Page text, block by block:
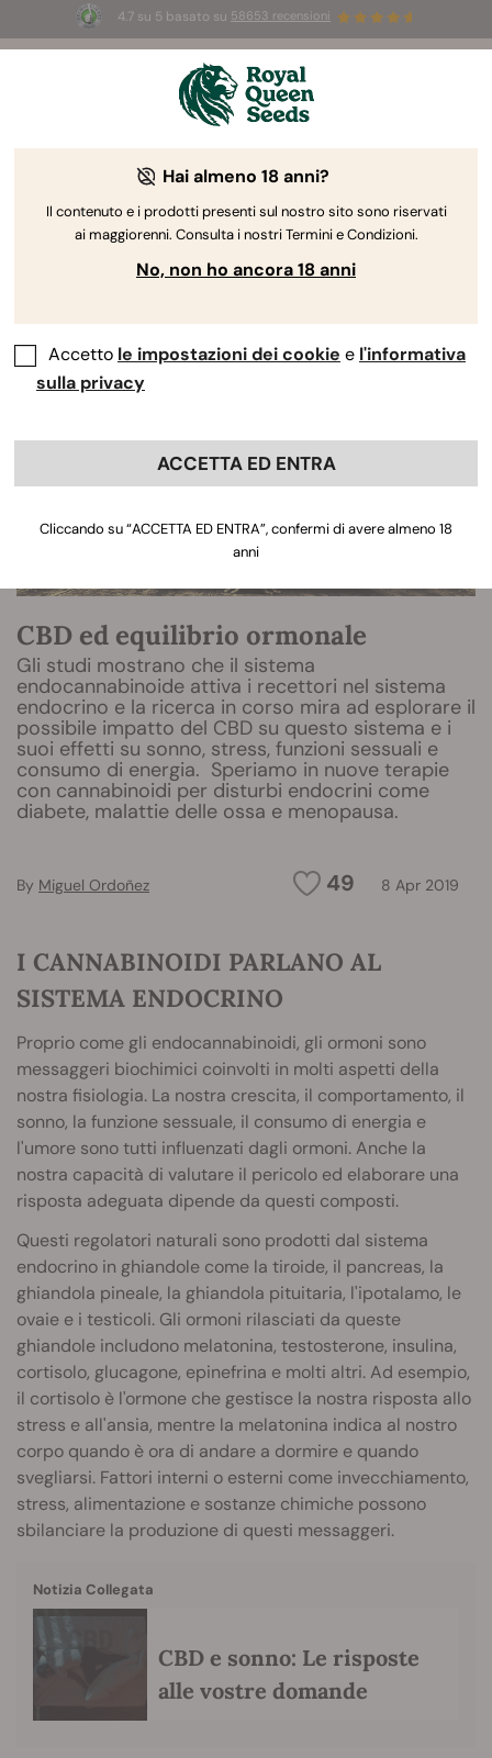
4.7 su 5 basato su 58653 recensioni
Summer Sales:Fino al 50% di sconto
su prodotti selezionati! ⏤
The RQS Blog
CBD ed equilibrio ormonale
Gli studi mostrano che il sistema
endocannabinoide attiva i recettori nel sistema
endocrino e la ricerca in corso mira ad esplorare il
possibile impatto del CBD su questo sistema e i
suoi effetti su sonno, stress, funzioni sessuali e
consumo di energia. Speriamo in nuove terapie
con cannabinoidi per disturbi endocrini come
diabete, malattie delle ossa e menopausa.
49 8 Apr 2019
By Miguel Ordoñez
I CANNABINOIDI PARLANO AL
SISTEMA ENDOCRINO
Proprio come gli endocannabinoidi, gli ormoni sono
messaggeri biochimici coinvolti in molti aspetti della
nostra fisiologia. La nostra crescita, il comportamento, il
sonno, la funzione sessuale, il consumo di energia e
l'umore sono tutti influenzati dagli ormoni. Anche la
nostra capacità di valutare il pericolo ed elaborare una
risposta adeguata dipende da questi composti.
Questi regolatori naturali sono prodotti dal sistema
endocrino in ghiandole come la tiroide, il pancreas, la
ghiandola pineale, la ghiandola pituitaria, l'ipotalamo, le
ovaie e i testicoli. Gli ormoni rilasciati da queste
ghiandole includono melatonina, testosterone, insulina,
cortisolo, glucagone, epinefrina e molti altri. Ad esempio,
il cortisolo è l'ormone che gestisce la nostra risposta allo
stress e all'ansia, mentre la melatonina indica al nostro
corpo quando è ora di andare a dormire e quando
svegliarsi. Fattori interni o esterni come invecchiamento,
stress, alimentazione e sostanze chimiche possono
sbilanciare la produzione di questi messaggeri.
Notizia Collegata
CBD e sonno: Le risposte
alle vostre domande
Hai almeno 18 anni?
Il contenuto e i prodotti presenti sul nostro sito sono riservati
ai maggiorenni. Consulta i nostri Termini e Condizioni.
No, non ho ancora 18 anni
Accetto le impostazioni dei cookie e l'informativa
sulla privacy
ACCETTA ED ENTRA
Cliccando su “ACCETTA ED ENTRA”, confermi di avere almeno 18
anni